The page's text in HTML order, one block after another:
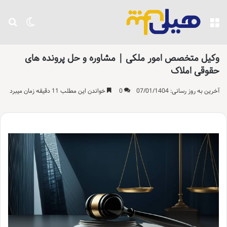
تغییر منو
وکیل متخصص امور ملکی | مشاوره و حل پرونده های
حقوقی املاک
آخرین به روز رسانی: 07/01/1404 0 خواندن این مطلب 11 دقیقه زمان میبرد